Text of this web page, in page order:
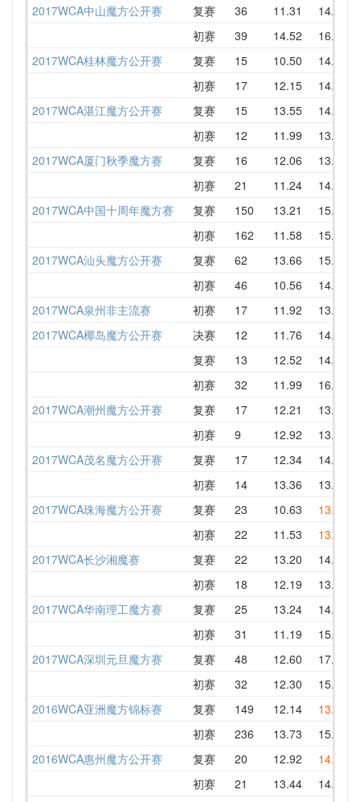
2017WCA中山魔方公开赛 复赛 36 11.31 14.27
初赛 39 14.52 16.55
2017WCA桂林魔方公开赛 复赛 15 10.50 14.02
初赛 17 12.15 14.38
2017WCA湛江魔方公开赛 复赛 15 13.55 14.18
初赛 12 11.99 13.99
2017WCA厦门秋季魔方赛 复赛 16 12.06 13.58
初赛 21 11.24 14.02
2017WCA中国十周年魔方赛 复赛 150 13.21 15.33
初赛 162 11.58 15.35
2017WCA汕头魔方公开赛 复赛 62 13.66 15.78
初赛 46 10.56 14.99
2017WCA泉州非主流赛 初赛 17 11.92 13.42
2017WCA椰岛魔方公开赛 决赛 12 11.76 14.08
复赛 13 12.52 14.13
初赛 32 11.99 16.75
2017WCA潮州魔方公开赛 复赛 17 12.21 13.73
初赛 9 12.92 13.54
2017WCA茂名魔方公开赛 复赛 17 12.34 14.38
初赛 14 13.36 13.95
2017WCA珠海魔方公开赛 复赛 23 10.63 13.23
初赛 22 11.53 13.57
2017WCA长沙湘魔赛 复赛 22 13.20 14.38
初赛 18 12.19 13.96
2017WCA华南理工魔方赛 复赛 25 13.24 14.53
初赛 31 11.19 15.64
2017WCA深圳元旦魔方赛 复赛 48 12.60 17.78
初赛 32 12.30 15.39
2016WCA亚洲魔方锦标赛 复赛 149 12.14 13.61
初赛 236 13.73 15.22
2016WCA惠州魔方公开赛 复赛 20 12.92 14.02
初赛 21 13.44 14.48